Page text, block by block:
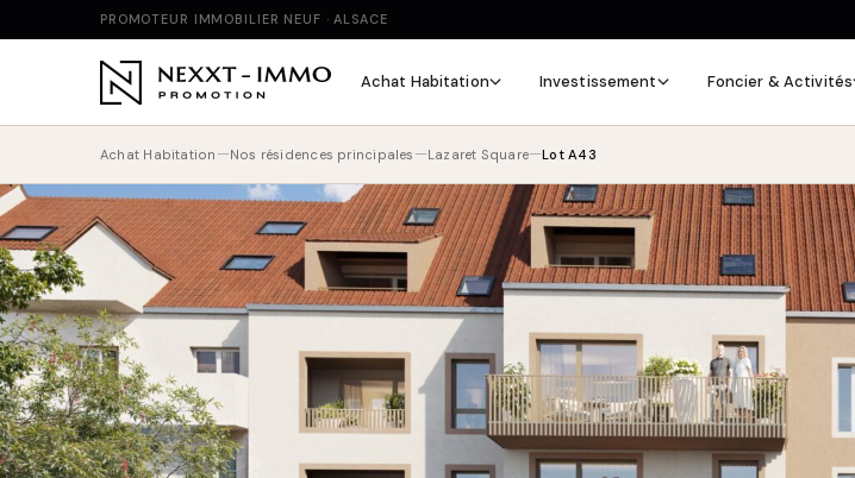
PROMOTEUR IMMOBILIER NEUF · ALSACE
Achat Habitation Investissement Foncier & Activités
Achat Habitation —Nos résidences principales —Lazaret Square—Lot A43